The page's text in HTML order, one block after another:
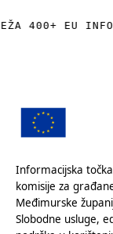
400+ EU
Informacijska
komisije za
Međimurske
Slobodne usluge,